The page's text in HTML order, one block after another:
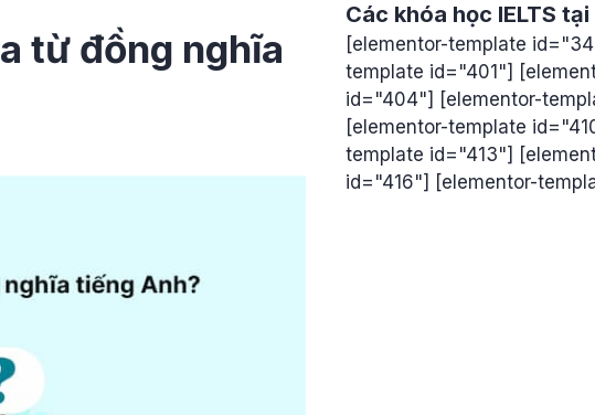
từ đồng nghĩa
Các khóa học IELTS
[elementor-template
template id="401"]
id="404"] [elementor-
[elementor-template
template id="413"]
id="416"] [elementor-